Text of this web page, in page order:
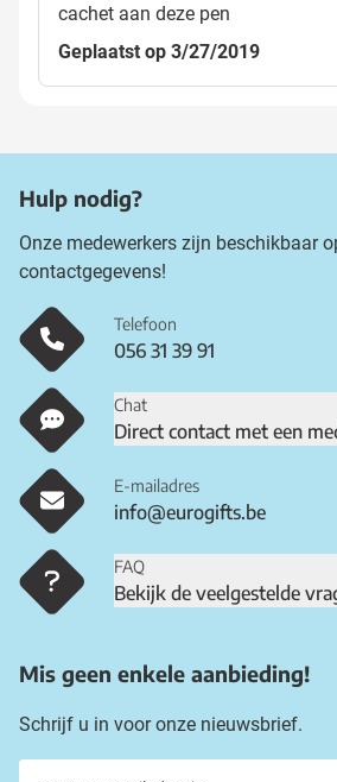
cachet aan deze pen
Geplaatst op 3/27/2019
Hulp nodig?
Onze medewerkers zijn beschikbaar
contactgegevens!
Telefoon
056 31 39 91
Chat
Direct contact met een
E-mailadres
info@eurogifts.be
FAQ
Bekijk de veelgestelde
Mis geen enkele aanbieding!
Schrijf u in voor onze nieuwsbrief.